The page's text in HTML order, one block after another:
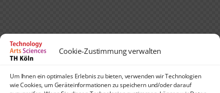
Cookie-Zustimmung verwalten
Um Ihnen ein optimales Erlebnis zu bieten, verwenden wir Technologien
wie Cookies, um Geräteinformationen zu speichern und/oder darauf